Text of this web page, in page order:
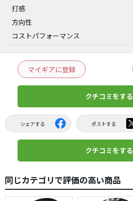
打感
方向性
コストパフォーマンス
マイギアに登録
クチコミをする
シェアする ポストする
クチコミをする
同じカテゴリで評価の高い商品